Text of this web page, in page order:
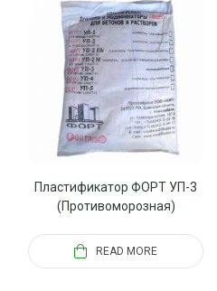
Пластификатор ФОРТ УП-3
(Противоморозная)
READ MORE